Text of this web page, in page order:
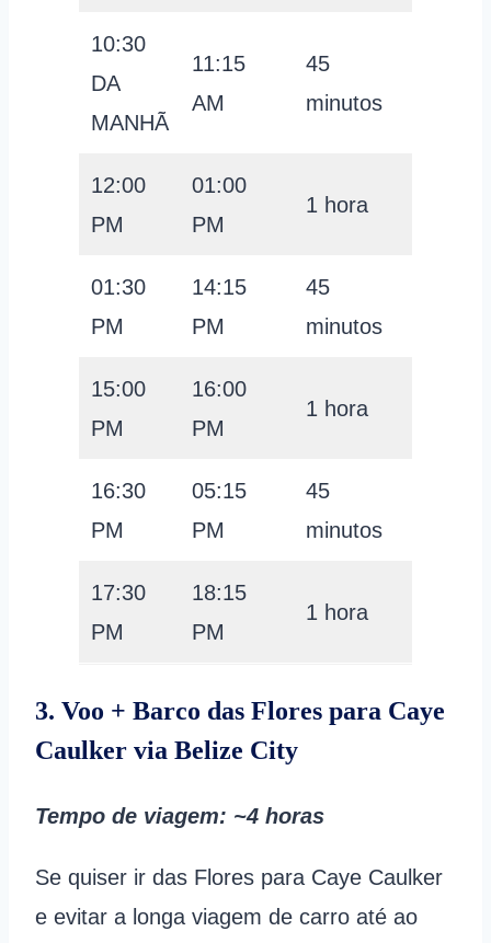
10:30
DA
MANHÃ
11:15
AM
45
minutos
12:00
PM
01:00
PM
1 hora
01:30
PM
14:15
PM
45
minutos
15:00
PM
16:00
PM
1 hora
16:30
PM
05:15
PM
45
minutos
17:30
PM
18:15
PM
1 hora
3. Voo + Barco das Flores para Caye
Caulker via Belize City
Tempo de viagem: ~4 horas
Se quiser ir das Flores para Caye Caulker
e evitar a longa viagem de carro até ao